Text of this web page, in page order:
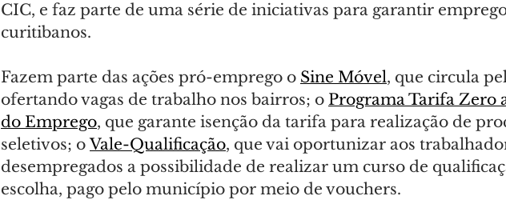
CIC, e faz parte de uma série de iniciativas para garantir
curitibanos.
Fazem parte das ações pró-emprego o Sine Móvel, que circula
ofertando vagas de trabalho nos bairros; o Programa Tarifa Zero
do Emprego, que garante isenção da tarifa para realização de
seletivos; o Vale-Qualificação, que vai oportunizar aos
desempregados a possibilidade de realizar um curso de
escolha, pago pelo município por meio de vouchers.